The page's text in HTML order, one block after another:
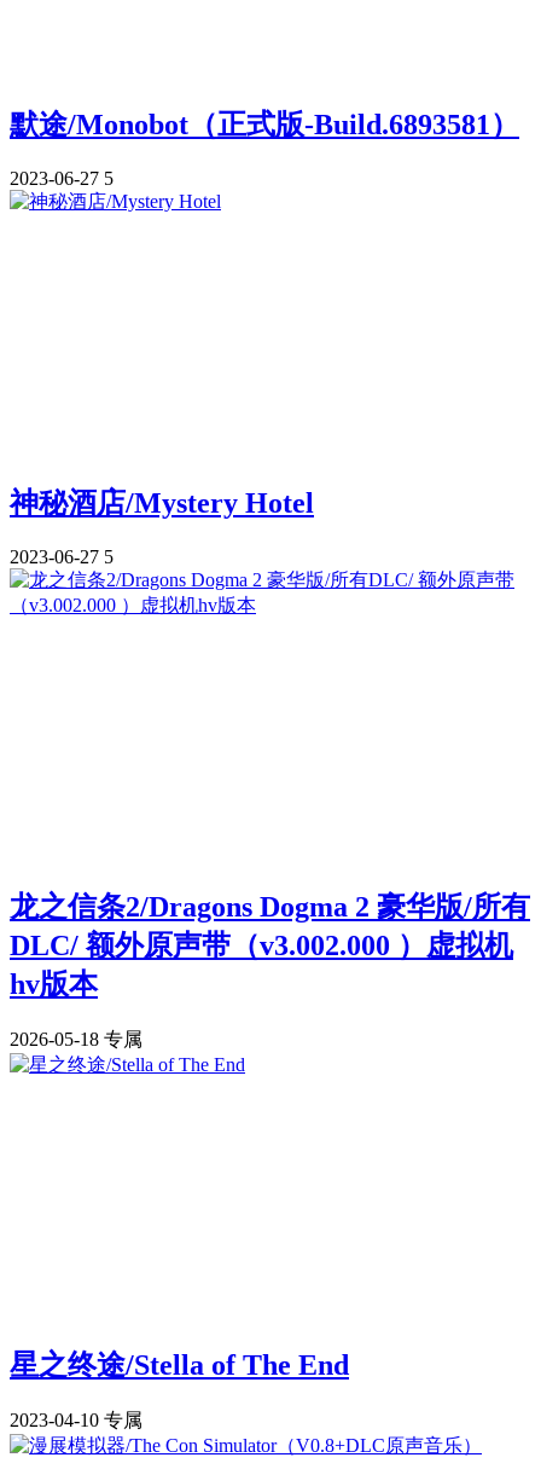
默途/Monobot（正式版-Build.6893581）
2023-06-27 5
神秘酒店/Mystery Hotel
2023-06-27 5
龙之信条2/Dragons Dogma 2 豪华版/所有
DLC/ 额外原声带（v3.002.000 ）虚拟机
hv版本
2026-05-18 专属
星之终途/Stella of The End
2023-04-10 专属